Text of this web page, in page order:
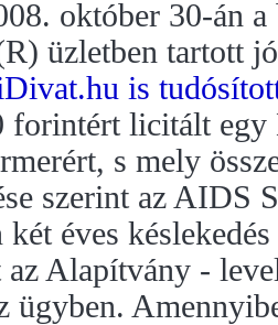
október 30-án
üzletben tartott
is
forintért licitált
s mely
szerint az AIDS
két éves
az Alapítvány -
ügyben.